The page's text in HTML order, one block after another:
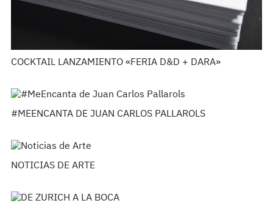
COCKTAIL LANZAMIENTO «FERIA D&D + DARA»
#MEENCANTA DE JUAN CARLOS PALLAROLS
NOTICIAS DE ARTE